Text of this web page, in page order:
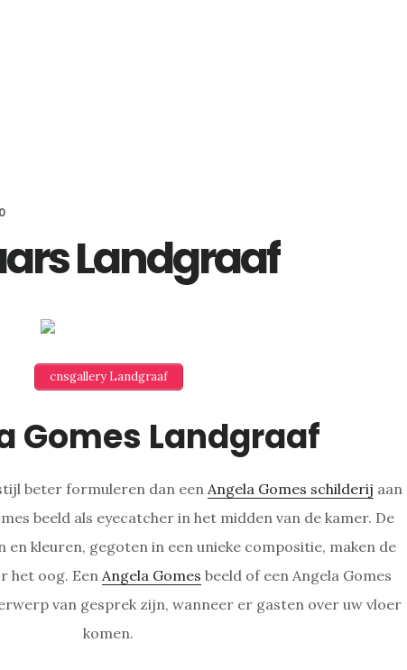
Landgraaf
cnsgallery Landgraaf
Gomes Landgraaf
beter formuleren dan een Angela Gomes schilderij aan
beeld als eyecatcher in het midden van de kamer. De
en kleuren, gegoten in een unieke compositie, maken de
het oog. Een Angela Gomes beeld of een Angela Gomes
van gesprek zijn, wanneer er gasten over uw vloer
komen.